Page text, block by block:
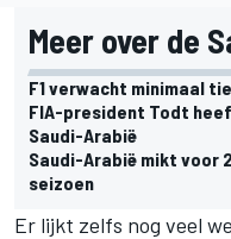
Meer over de
F1 verwacht minimaal
FIA-president Todt
Saudi-Arabië
Saudi-Arabië mikt voor
seizoen
Er lijkt zelfs nog veel